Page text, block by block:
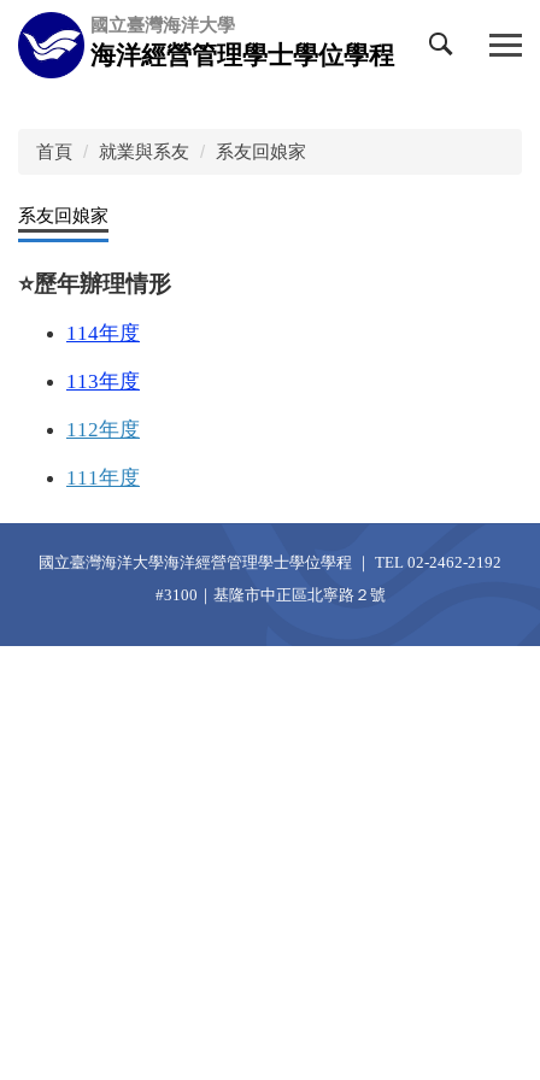
跳
到
主
國立臺灣海洋大學
海洋經營管理學士學位學程
首頁 就業與系友 系友回娘家
系友回娘家
⭐️歷年辦理情形
114年度
113年度
112年度
111年度
國立臺灣海洋大學海洋經營管理學士學位學程 ｜ TEL 02-2462-2192
#3100｜基隆市中正區北寧路２號